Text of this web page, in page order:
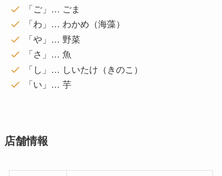
「ご」… ごま
「わ」… わかめ（海藻）
「や」… 野菜
「さ」… 魚
「し」… しいたけ（きのこ）
「い」… 芋
店舗情報